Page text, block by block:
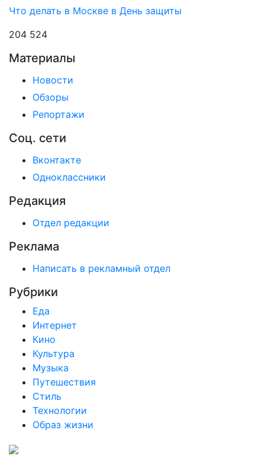
Что делать в Москве в День защиты
204 524
Материалы
Новости
Обзоры
Репортажи
Соц. сети
Вконтакте
Одноклассники
Редакция
Отдел редакции
Реклама
Написать в рекламный отдел
Рубрики
Еда
Интернет
Кино
Культура
Музыка
Путешествия
Стиль
Технологии
Образ жизни